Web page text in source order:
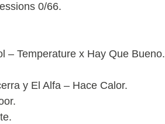
0/66.
– Temperature x Hay Que Bueno.
y El Alfa – Hace Calor.